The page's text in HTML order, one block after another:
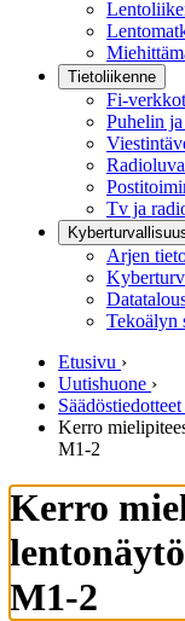
Tietoliikenne
Fi-
Puhelin
Tv ja
Arjen
Tekoälyn
Etusivu ›
Uutishuone ›
Säädöstiedotteet
Kerro
M1-2
Kerro
M1-2